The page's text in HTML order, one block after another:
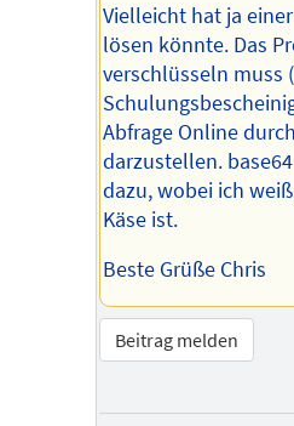
Vielleicht hat ja
lösen könnte. Das
verschlüsseln muss
Abfrage Online
darzustellen.
dazu, wobei ich
Käse ist.
Beste Grüße Chris
Beitrag melden